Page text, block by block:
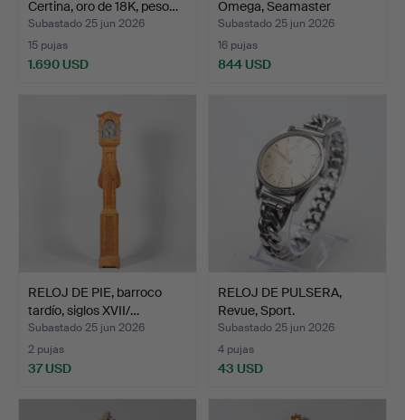
Certina, oro de 18K, peso…
Subastado 25 jun 2026
15 pujas
1.690 USD
Omega, Seamaster
Automati…
Subastado 25 jun 2026
16 pujas
844 USD
RELOJ DE PIE, barroco
tardío, siglos XVII/…
Subastado 25 jun 2026
2 pujas
37 USD
RELOJ DE PULSERA,
Revue, Sport.
Subastado 25 jun 2026
4 pujas
43 USD